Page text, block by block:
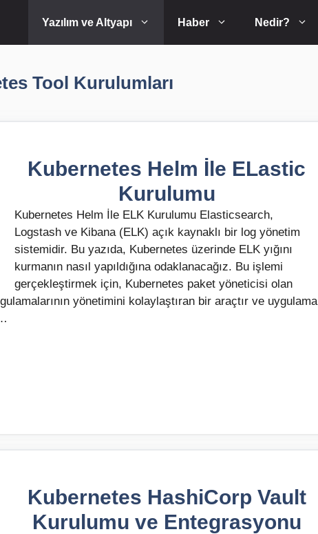
Yazılım ve Altyapı Haber Nedir?
Tool Kurulumları
Kubernetes Helm İle ELastic
Kurulumu
Kubernetes Helm İle ELK Kurulumu Elasticsearch,
Logstash ve Kibana (ELK) açık kaynaklı bir log yönetim
sistemidir. Bu yazıda, Kubernetes üzerinde ELK yığını
kurmanın nasıl yapıldığına odaklanacağız. Bu işlemi
gerçekleştirmek için, Kubernetes paket yöneticisi olan
yönetimini kolaylaştıran bir araçtır ve uygulama
Kubernetes HashiCorp Vault
Kurulumu ve Entegrasyonu